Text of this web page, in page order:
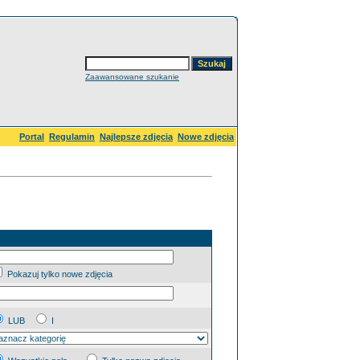
Zaawansowane szukanie
Portal Regulamin Najlepsze zdjęcia Nowe zdjęcia
Pokazuj tylko nowe zdjęcia
LUB I